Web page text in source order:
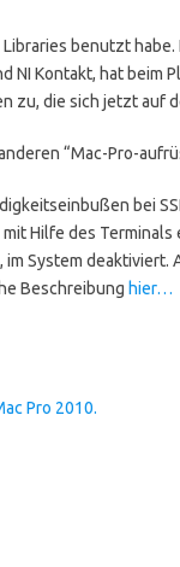
benutzt
NI Kontakt, hat beim
zu, die sich jetzt auf
“Mac-Pro-
bei
Hilfe des Terminals
System
Beschreibung hier…
Pro 2010.